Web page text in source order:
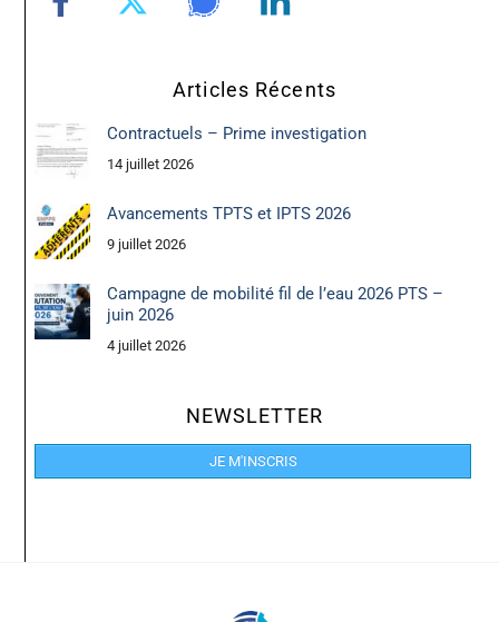
Articles Récents
Contractuels – Prime investigation
14 juillet 2026
Avancements TPTS et IPTS 2026
9 juillet 2026
Campagne de mobilité fil de l’eau 2026 PTS –
juin 2026
4 juillet 2026
NEWSLETTER
JE M'INSCRIS